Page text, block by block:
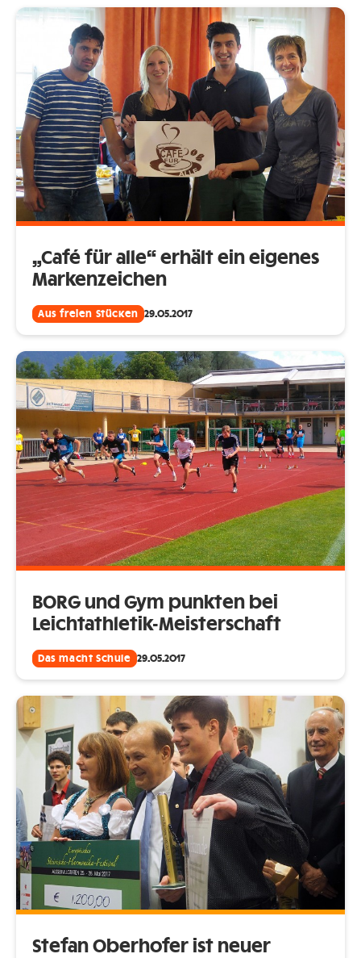
„Café für alle“ erhält ein eigenes
Markenzeichen
Aus freien Stücken 29.05.2017
BORG und Gym punkten bei
Leichtathletik-Meisterschaft
Das macht Schule 29.05.2017
Stefan Oberhofer ist neuer